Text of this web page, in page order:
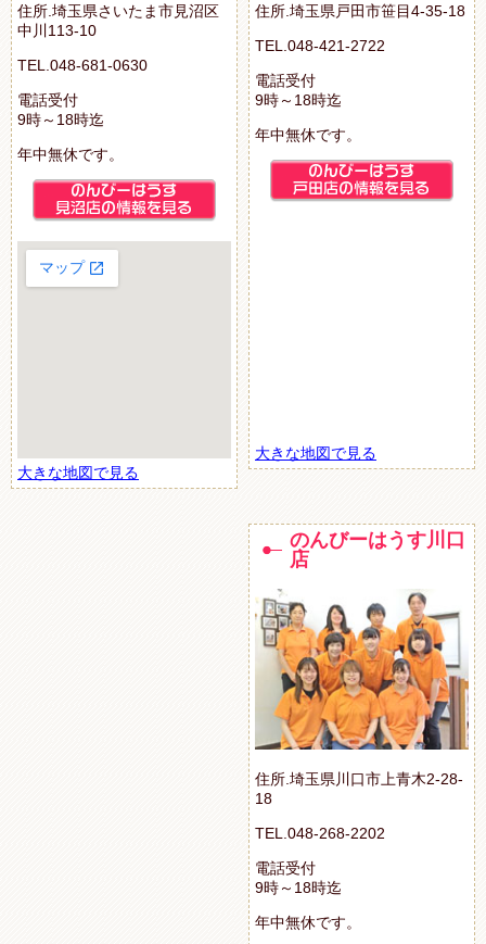
住所.埼玉県さいたま市見沼区
中川113-10
TEL.048-681-0630
電話受付
9時～18時迄
年中無休です。
大きな地図で見る
住所.埼玉県戸田市笹目4-35-18
TEL.048-421-2722
電話受付
9時～18時迄
年中無休です。
大きな地図で見る
のんびーはうす川口
店
住所.埼玉県川口市上青木2-28-
18
TEL.048-268-2202
電話受付
9時～18時迄
年中無休です。